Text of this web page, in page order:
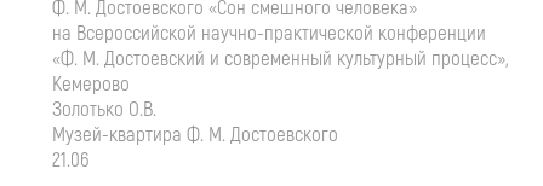
Ф. М. Достоевского «Сон смешного человека»
на Всероссийской научно-практической конференции
«Ф. М. Достоевский и современный культурный процесс»,
Кемерово
Золотько О.В.
Музей-квартира Ф. М. Достоевского
21.06